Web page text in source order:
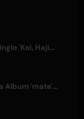
=LOVE Announces New Single 'Koi, Hajimemashita.' and Tokyo Dome Concerts
AliA Releases Post-Hiatus Album 'mate', Announces Tokyo Live